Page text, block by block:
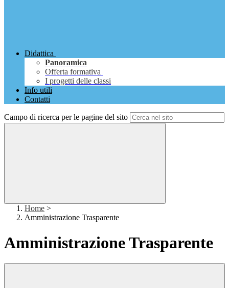
Didattica
Panoramica
Offerta formativa
I progetti delle classi
Info utili
Contatti
Campo di ricerca per le pagine del sito
Home >
Amministrazione Trasparente
Amministrazione Trasparente